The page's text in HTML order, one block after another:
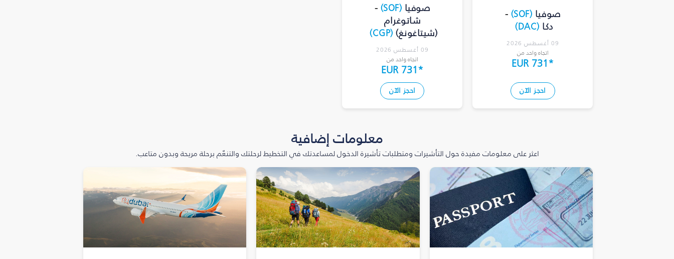
صوفيا (
SOF
)
-
دكا (
DAC
)
09 أغسطس 2026
اتجاه واحد من
EUR 731*
احجز الآن
صوفيا (
SOF
)
-
شاتوغرام
(شيتاغونغ) (
CGP
)
09 أغسطس 2026
اتجاه واحد من
EUR 731*
احجز الآن
معلومات إضافية
اعثر على معلومات مفيدة حول التأشيرات ومتطلبات تأشيرة الدخول لمساعدتك في التخطيط لرحلتك والتنعّم برحلة مريحة وبدون متاعب.